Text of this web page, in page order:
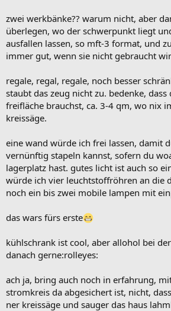
zwei werkbänke?? warum nicht, aber
überlegen, wo der schwerpunkt liegt
ausfallen lassen, so mft-3 format, und
immer gut, wenn sie nicht gebraucht
regale, regal, regale, noch besser
staubt das zeug nicht zu. bedenke, dass
freifläche brauchst, ca. 3-4 qm, wo nix
kreissäge.
eine wand würde ich frei lassen, damit
vernünftig stapeln kannst, sofern du
lagerplatz hast. gutes licht ist auch so
würde ich vier leuchtstoffröhren an die
noch ein bis zwei mobile lampen mit
das wars fürs erste
kühlschrank ist cool, aber allohol bei
danach gerne:rolleyes:
ach ja, bring auch noch in erfahrung,
stromkreis da abgesichert ist, nicht,
ner kreissäge und sauger das haus